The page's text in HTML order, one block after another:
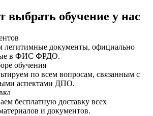
выбрать обучение у нас
легитимные документы, официально
в ФИС ФРДО.
обучения
по всем вопросам, связанным с
аспектами ДПО.
бесплатную доставку всех
и документов.